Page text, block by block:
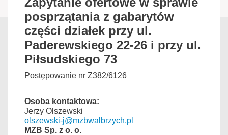
posprzątania z gabarytów
części działek przy ul.
Paderewskiego 22-26 i przy ul.
Piłsudskiego 73
Postępowanie nr Z382/6126
Osoba kontaktowa:
Jerzy Olszewski
olszewski-j@mzbwalbrzych.pl
MZB Sp. z o. o.